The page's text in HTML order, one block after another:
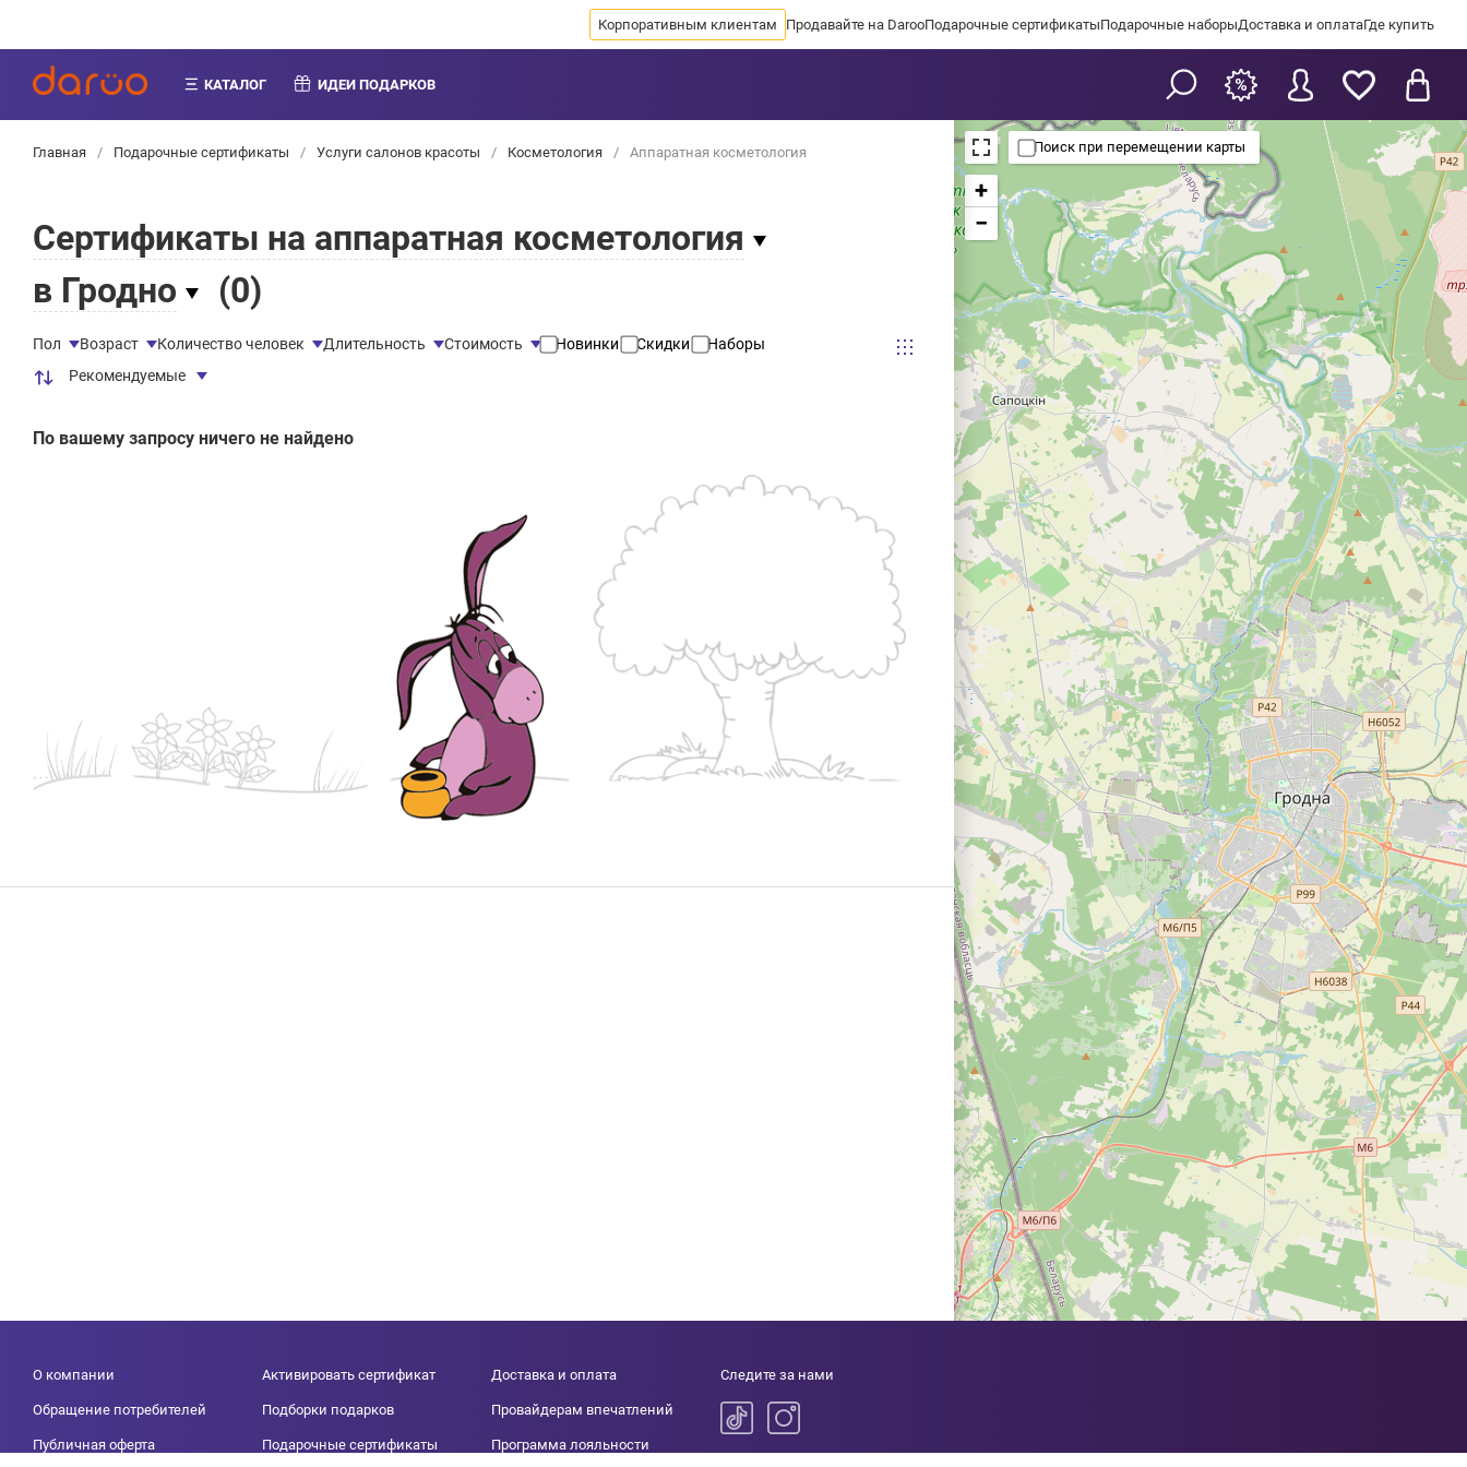
Корпоративным клиентам Продавайте на DarooПодарочные сертификатыПодарочные наборыДоставка и оплатаГде купить
КАТАЛОГ ИДЕИ ПОДАРКОВ
Главная / Подарочные сертификаты / Услуги салонов красоты / Косметология / Аппаратная косметология
Сертификаты на аппаратная косметология
в Гродно
(0)
Пол Возраст Количество человек Длительность Стоимость Новинки Скидки
Наборы
Рекомендуемые
По вашему запросу ничего не найдено
+
−
Поиск при перемещении карты
О компании
Обращение потребителей
Публичная оферта
Активировать сертификат
Подборки подарков
Подарочные сертификаты
Доставка и оплата
Провайдерам впечатлений
Программа лояльности
Следите за нами